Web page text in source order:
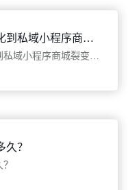
服装行业靠引流转化到私域小程序商城裂变，一年做到230万
？